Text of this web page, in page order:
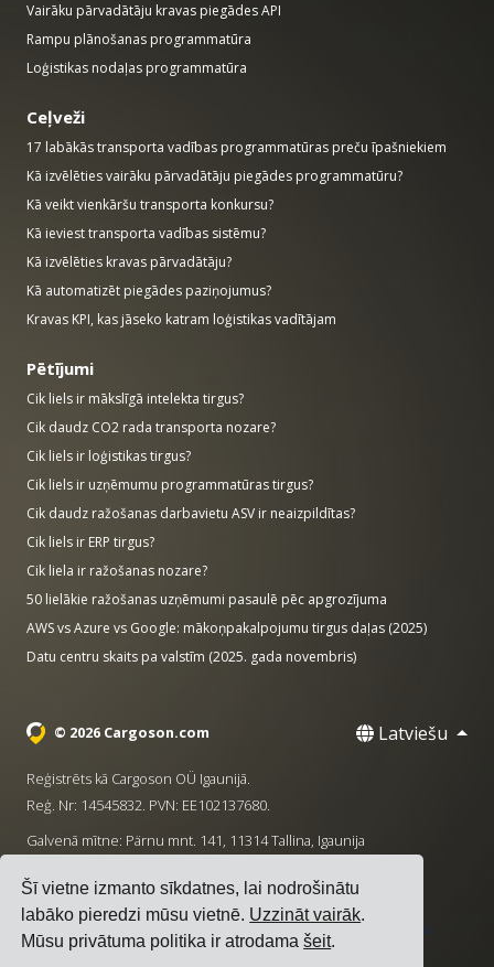
Šī vietne izmanto sīkdatnes, lai nodrošinātu
labāko pieredzi mūsu vietnē. Uzzināt vairāk.
Mūsu privātuma politika ir atrodamašeit.
Vairāku pārvadātāju kravas piegādes API
Rampu plānošanas programmatūra
Loģistikas nodaļas programmatūra
Ceļveži
17 labākās transporta vadības programmatūras preču īpašniekiem
Kā izvēlēties vairāku pārvadātāju piegādes programmatūru?
Kā veikt vienkāršu transporta konkursu?
Kā ieviest transporta vadības sistēmu?
Kā izvēlēties kravas pārvadātāju?
Kā automatizēt piegādes paziņojumus?
Kravas KPI, kas jāseko katram loģistikas vadītājam
Pētījumi
Cik liels ir mākslīgā intelekta tirgus?
Cik daudz CO2 rada transporta nozare?
Cik liels ir loģistikas tirgus?
Cik liels ir uzņēmumu programmatūras tirgus?
Cik daudz ražošanas darbavietu ASV ir neaizpildītas?
Cik liels ir ERP tirgus?
Cik liela ir ražošanas nozare?
50 lielākie ražošanas uzņēmumi pasaulē pēc apgrozījuma
AWS vs Azure vs Google: mākoņpakalpojumu tirgus daļas (2025)
Datu centru skaits pa valstīm (2025. gada novembris)
© 2026 Cargoson.com Latviešu
Reģistrēts kā Cargoson OÜ Igaunijā.
Reģ. Nr: 14545832. PVN: EE102137680.
Galvenā mītne: Pärnu mnt. 141, 11314 Tallina, Igaunija
+372 5555 0028
Pakalpojumu noteikumi Privātuma politika|
Sīkdatņu
politika